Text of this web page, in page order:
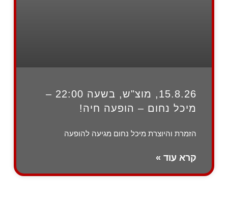
15.8.26, מוצ"ש, בשעה 22:00 –
מיכל נחום – הופעה חיה!
הזמרת והיוצרת מיכל נחום מגיעה להופעה
קרא עוד »